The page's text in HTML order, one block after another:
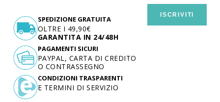
ISCRIVITI
SPEDIZIONE GRATUITA
OLTRE I 49,90€
GARANTITA IN 24/48H
PAGAMENTI SICURI
PAYPAL, CARTA DI CREDITO
O CONTRASSEGNO
CONDIZIONI TRASPARENTI
E TERMINI DI SERVIZIO